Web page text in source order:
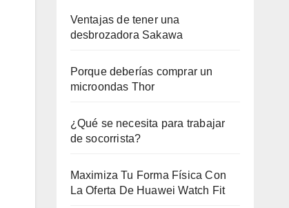
Ventajas de tener una
desbrozadora Sakawa
Porque deberías comprar un
microondas Thor
¿Qué se necesita para trabajar
de socorrista?
Maximiza Tu Forma Física Con
La Oferta De Huawei Watch Fit